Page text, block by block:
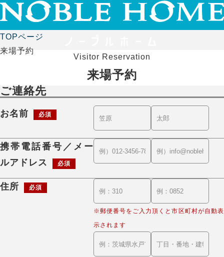
TOPページ
来場予約
Visitor Reservation
来場予約
ご連絡先
お名前 必須
携帯電話番号／メー
ルアドレス
必須
住所 必須
※郵便番号をご入力頂くと市区町村が自動表
示されます